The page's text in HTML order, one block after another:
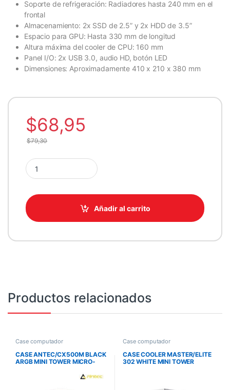
Soporte de refrigeración: Radiadores hasta 240 mm en el
frontal
Almacenamiento: 2x SSD de 2.5” y 2x HDD de 3.5”
Espacio para GPU: Hasta 330 mm de longitud
Altura máxima del cooler de CPU: 160 mm
Panel I/O: 2x USB 3.0, audio HD, botón LED
Dimensiones: Aproximadamente 410 x 210 x 380 mm
$68,95
$79,30
CASE ANTEC/CX500M WHITE ARGB MINI TOWER MICRO-
Añadir al carrito
Productos relacionados
Case computador
CASE ANTEC/CX500M BLACK
ARGB MINI TOWER MICRO-
REVERSE FANS 1X120MM
Case computador
CASE COOLER MASTER/ELITE
302 WHITE MINI TOWER